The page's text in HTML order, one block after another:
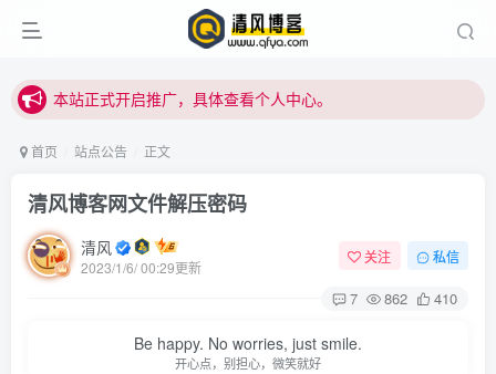
本站正式开启推广，具体查看个人中心。
本站正式开启推广，具体查看个人中心。
首页 站点公告 正文
清风博客网文件解压密码
清风
2023/1/6/ 00:29更新
关注 私信
7 862 410
Be happy. No worries, just smile.
开心点，别担心，微笑就好